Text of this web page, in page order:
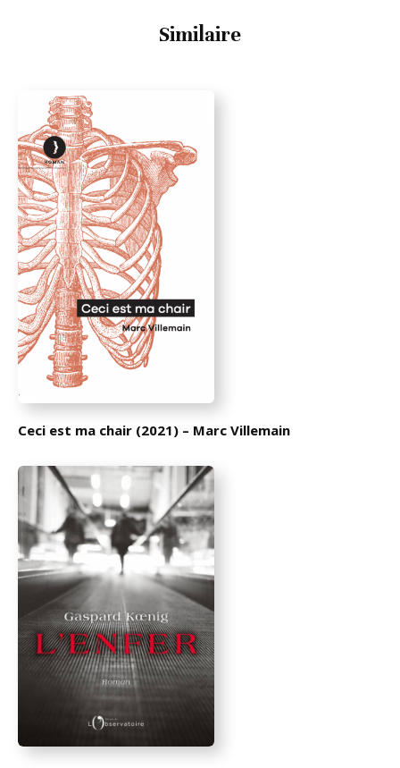
Similaire
Ceci est ma chair (2021) – Marc Villemain